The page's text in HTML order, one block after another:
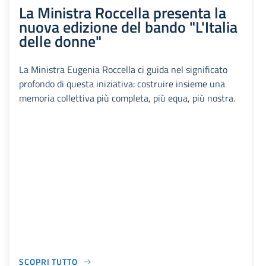
La Ministra Roccella presenta la
nuova edizione del bando "L'Italia
delle donne"
La Ministra Eugenia Roccella ci guida nel significato
profondo di questa iniziativa: costruire insieme una
memoria collettiva più completa, più equa, più nostra.
SCOPRI TUTTO